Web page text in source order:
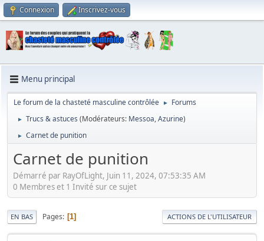
Connexion Inscrivez-vous
Menu principal
Le forum de la chasteté masculine contrôlée ► Forums
► Trucs & astuces (Modérateurs: Messoa,Azurine)
► Carnet de punition
Carnet de punition
Démarré par RayOfLight, Juin 11, 2024, 07:53:35 AM
0 Membres et 1 Invité sur ce sujet
EN BAS Pages 1 ACTIONS DE L'UTILISATEUR